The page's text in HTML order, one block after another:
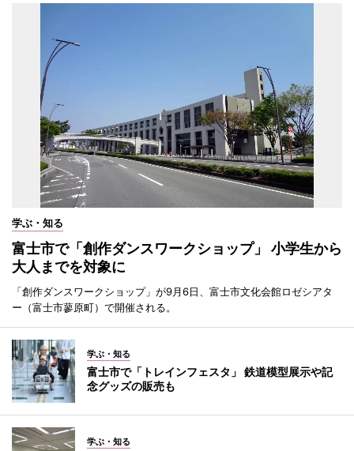
学ぶ・知る
富士市で「創作ダンスワークショップ」 小学生から
大人までを対象に
「創作ダンスワークショップ」が9月6日、富士市文化会館ロゼシアタ
ー（富士市蓼原町）で開催される。
学ぶ・知る
富士市で「トレインフェスタ」 鉄道模型展示や記
念グッズの販売も
学ぶ・知る